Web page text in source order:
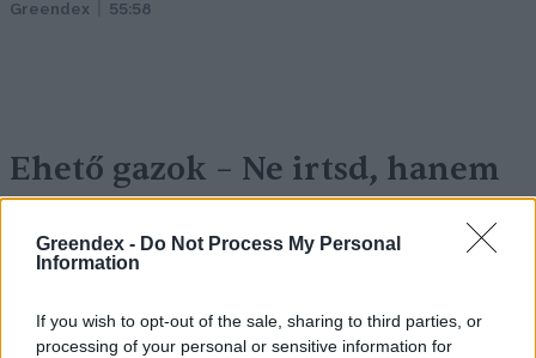
Greendex - Do Not Process My Personal
Information
If you wish to opt-out of the sale, sharing to third parties, or
processing of your personal or sensitive information for
Greendex 55:58
Ehető gazok – Ne irtsd, hanem
főzd meg őket!
ÉLŐ BOLYGÓNK Granát-Galló Tímea 4 perc